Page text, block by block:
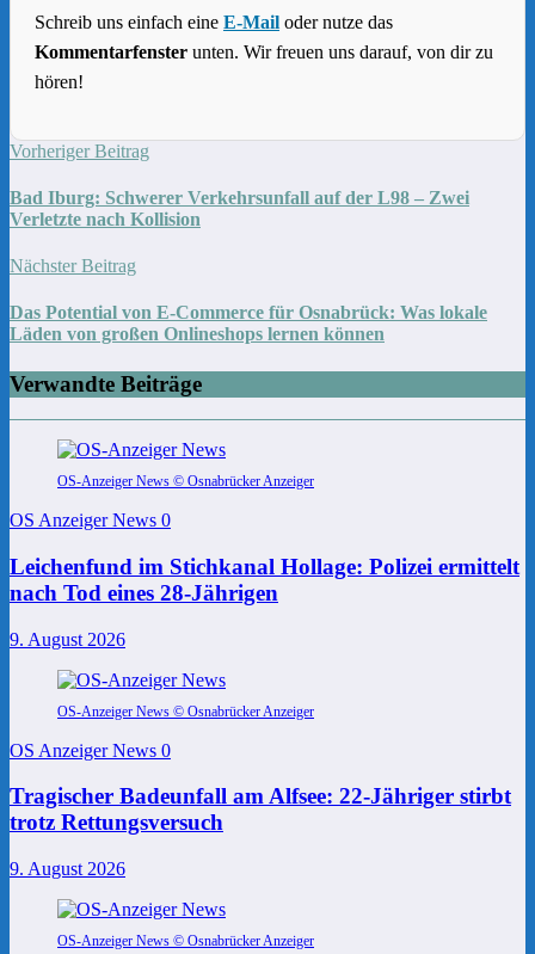
Schreib uns einfach eine E-Mail oder nutze das
Kommentarfenster unten. Wir freuen uns darauf, von dir zu
hören!
Vorheriger Beitrag
Bad Iburg: Schwerer Verkehrsunfall auf der L98 – Zwei
Verletzte nach Kollision
Nächster Beitrag
Das Potential von E-Commerce für Osnabrück: Was lokale
Läden von großen Onlineshops lernen können
Verwandte Beiträge
OS-Anzeiger News © Osnabrücker Anzeiger
OS Anzeiger News 0
Leichenfund im Stichkanal Hollage: Polizei ermittelt
nach Tod eines 28-Jährigen
9. August 2026
OS-Anzeiger News © Osnabrücker Anzeiger
OS Anzeiger News 0
Tragischer Badeunfall am Alfsee: 22-Jähriger stirbt
trotz Rettungsversuch
9. August 2026
OS-Anzeiger News © Osnabrücker Anzeiger